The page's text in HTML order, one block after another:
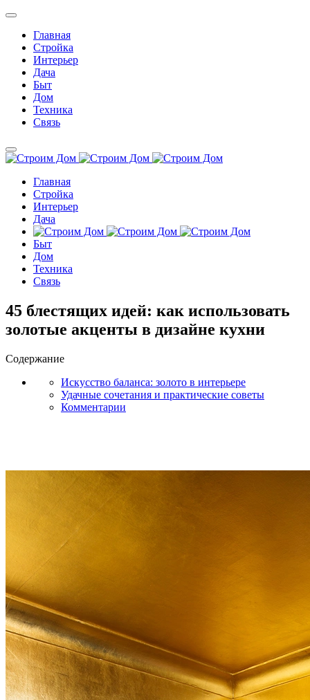
Главная
Стройка
Интерьер
Дача
Быт
Дом
Техника
Связь
Главная
Стройка
Интерьер
Дача
Быт
Дом
Техника
Связь
45 блестящих идей: как использовать
золотые акценты в дизайне кухни
Содержание
Искусство баланса: золото в интерьере
Удачные сочетания и практические советы
Комментарии